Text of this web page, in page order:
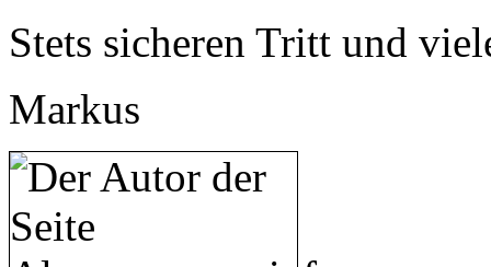
Stets sicheren Tritt und
Markus